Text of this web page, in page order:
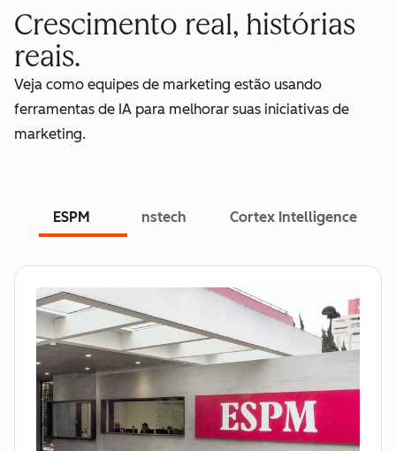
Crescimento real, histórias
reais.
Veja como equipes de marketing estão usando
ferramentas de IA para melhorar suas iniciativas de
marketing.
ESPM nstech Cortex Intelligence